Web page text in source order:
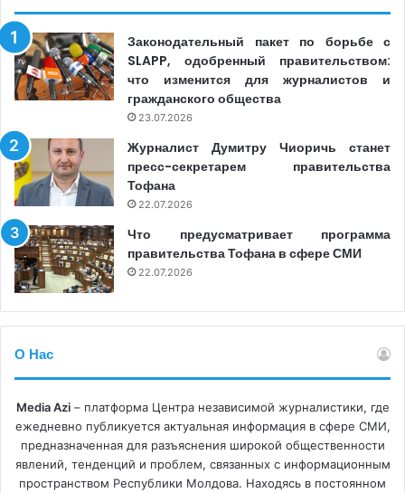
Законодательный пакет по борьбе с
SLAPP, одобренный правительством:
что изменится для журналистов и
гражданского общества
23.07.2026
Журналист Думитру Чиоричь станет
пресс-секретарем правительства
Тофана
22.07.2026
Что предусматривает программа
правительства Тофана в сфере СМИ
22.07.2026
О Нас
Media Azi– платформа Центра независимой журналистики, где
ежедневно публикуется актуальная информация в сфере СМИ,
предназначенная для разъяснения широкой общественности
явлений, тенденций и проблем, связанных с информационным
пространством Республики Молдова. Находясь в постоянном